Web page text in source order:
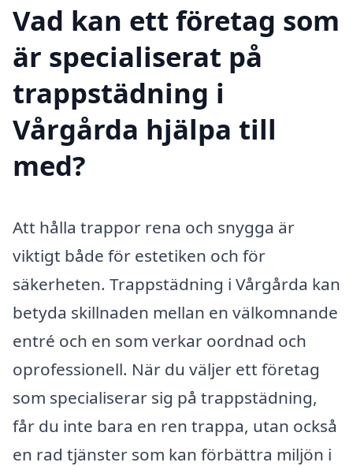
Vad kan ett företag som
är specialiserat på
trappstädning i
Vårgårda hjälpa till
med?
Att hålla trappor rena och snygga är
viktigt både för estetiken och för
säkerheten. Trappstädning i Vårgårda kan
betyda skillnaden mellan en välkomnande
entré och en som verkar oordnad och
oprofessionell. När du väljer ett företag
som specialiserar sig på trappstädning,
får du inte bara en ren trappa, utan också
en rad tjänster som kan förbättra miljön i